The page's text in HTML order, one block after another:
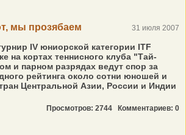
мы прозябаем 31 июля 2007
IV юниорской категории ITF
на кортах теннисного клуба "Тай-
и парном разрядах ведут спор за
рейтинга около сотни юношей и
Центральной Азии, России и Индии
Просмотров: 2744 Комментариев: 0